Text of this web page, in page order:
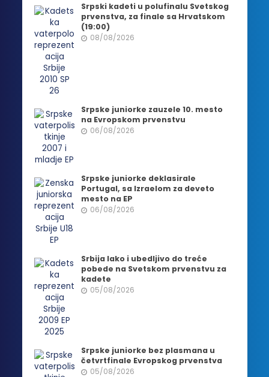
Srpski kadeti u polufinalu Svetskog
prvenstva, za finale sa Hrvatskom
(19:00)
08/08/2026
Srpske juniorke zauzele 10. mesto
na Evropskom prvenstvu
06/08/2026
Srpske juniorke deklasirale
Portugal, sa Izraelom za deveto
mesto na EP
06/08/2026
Srbija lako i ubedljivo do treće
pobede na Svetskom prvenstvu za
kadete
05/08/2026
Srpske juniorke bez plasmana u
četvrtfinale Evropskog prvenstva
05/08/2026